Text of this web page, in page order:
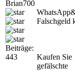
Brian700
Beiträge:
443
Falschgeld
Kaufen Sie
gefälschte